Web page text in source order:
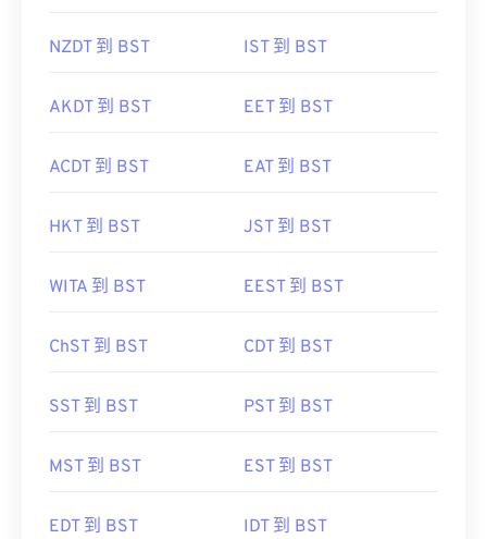
NZDT 到 BST IST 到 BST
AKDT 到 BST EET 到 BST
ACDT 到 BST EAT 到 BST
HKT 到 BST JST 到 BST
WITA 到 BST EEST 到 BST
ChST 到 BST CDT 到 BST
SST 到 BST PST 到 BST
MST 到 BST EST 到 BST
EDT 到 BST IDT 到 BST